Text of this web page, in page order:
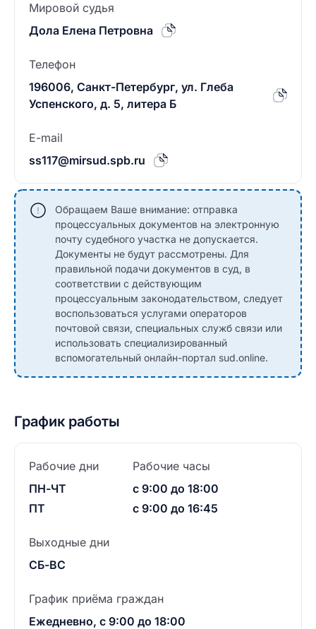
Мировой судья
Дола Елена Петровна
Телефон
196006, Санкт-Петербург, ул. Глеба
Успенского, д. 5, литера Б
E-mail
ss117@mirsud.spb.ru
Обращаем Ваше внимание: отправка
процессуальных документов на электронную
почту судебного участка не допускается.
Документы не будут рассмотрены. Для
правильной подачи документов в суд, в
соответствии с действующим
процессуальным законодательством, следует
воспользоваться услугами операторов
почтовой связи, специальных служб связи или
использовать специализированный
вспомогательный онлайн-портал sud.online.
График работы
Рабочие дни
ПН-ЧТ
ПТ
Рабочие часы
с 9:00 до 18:00
с 9:00 до 16:45
Выходные дни
СБ-ВС
График приёма граждан
Ежедневно, с 9:00 до 18:00